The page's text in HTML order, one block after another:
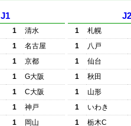
J1
1
清水
1
名古屋
1
京都
1
G大阪
1
C大阪
1
神戸
1
岡山
1
札幌
1
八戸
1
仙台
1
秋田
1
山形
1
いわき
1
栃木C